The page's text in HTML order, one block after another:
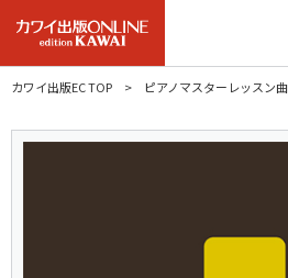
カワイ出版EC TOP ピアノマスターレッスン曲